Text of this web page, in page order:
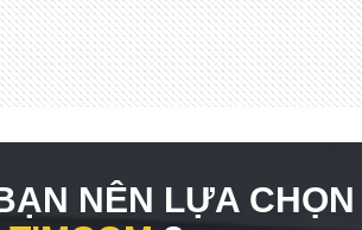
NÊN LỰA CHỌN